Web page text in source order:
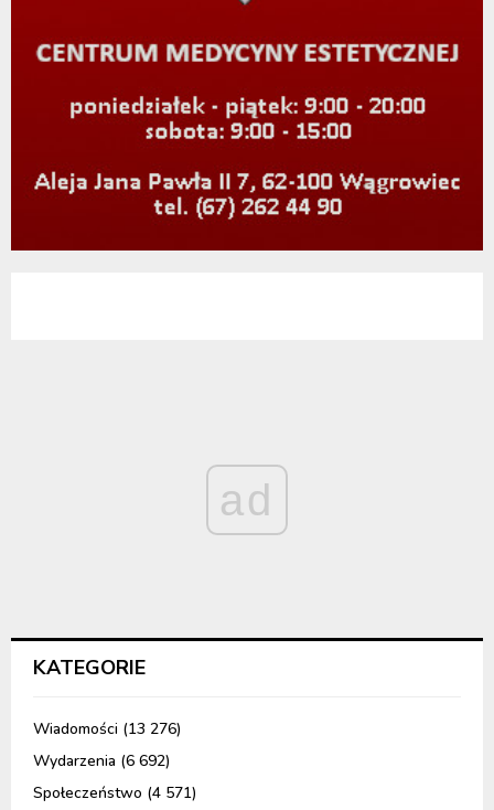
ad
KATEGORIE
Wiadomości (13 276)
Wydarzenia (6 692)
Społeczeństwo (4 571)